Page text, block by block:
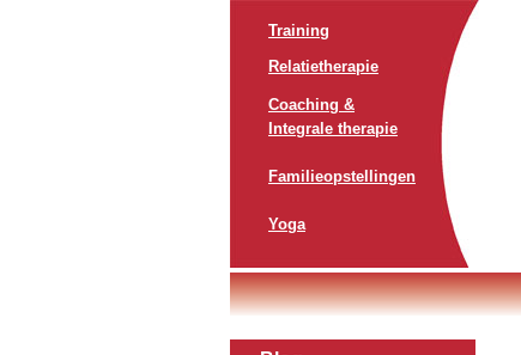
Training
Relatietherapie
Coaching &
Integrale therapie
Familieopstellingen
Yoga